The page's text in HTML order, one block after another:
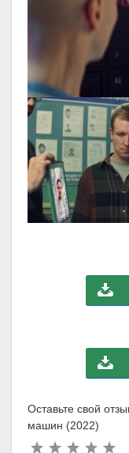
Оставьте свой
машин (2022)